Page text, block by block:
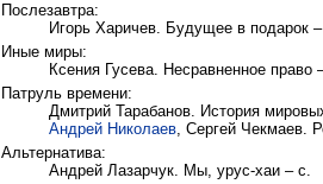
Послезавтра:
Игорь Харичев. Будущее в подарок
Иные миры:
Ксения Гусева. Hесравненное право
Патруль времени:
Дмитрий Тарабанов. История
Андрей Hиколаев, Сергей Чекмаев.
Альтернатива:
Андрей Лазарчук. Мы, урус-хаи – с.